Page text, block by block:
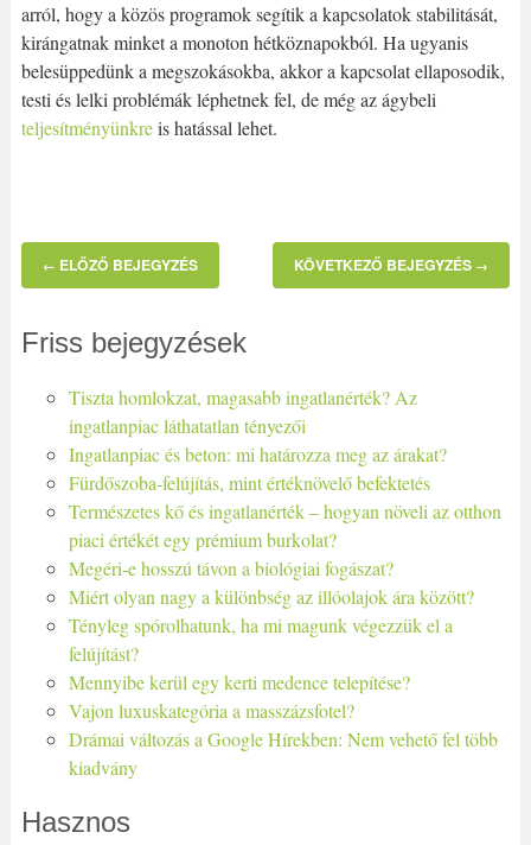
arról, hogy a közös programok segítik a kapcsolatok stabilitását,
kirángatnak minket a monoton hétköznapokból. Ha ugyanis
belesüppedünk a megszokásokba, akkor a kapcsolat ellaposodik,
testi és lelki problémák léphetnek fel, de még az ágybeli
teljesítményünkreis hatással lehet.
← ELŐZŐ BEJEGYZÉS KÖVETKEZŐ BEJEGYZÉS →
Friss bejegyzések
Tiszta homlokzat, magasabb ingatlanérték? Az
ingatlanpiac láthatatlan tényezői
Ingatlanpiac és beton: mi határozza meg az árakat?
Fürdőszoba-felújítás, mint értéknövelő befektetés
Természetes kő és ingatlanérték – hogyan növeli az otthon
piaci értékét egy prémium burkolat?
Megéri-e hosszú távon a biológiai fogászat?
Miért olyan nagy a különbség az illóolajok ára között?
Tényleg spórolhatunk, ha mi magunk végezzük el a
felújítást?
Mennyibe kerül egy kerti medence telepítése?
Vajon luxuskategória a masszázsfotel?
Drámai változás a Google Hírekben: Nem vehető fel több
kiadvány
Hasznos